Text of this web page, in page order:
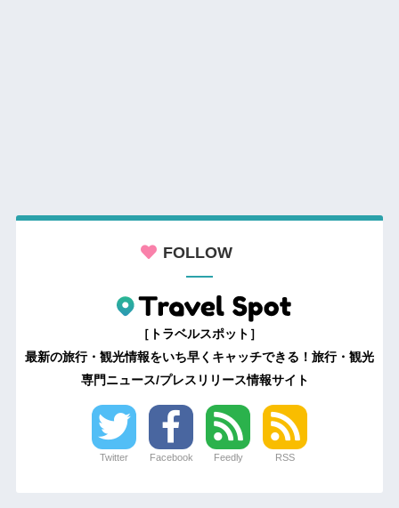
FOLLOW
［トラベルスポット］
最新の旅行・観光情報をいち早くキャッチできる！旅行・観光
専門ニュース/プレスリリース情報サイト
Twitter Facebook Feedly RSS